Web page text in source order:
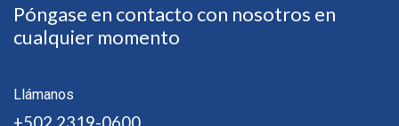
Póngase en contacto con nosotros en
cualquier momento
Llámanos